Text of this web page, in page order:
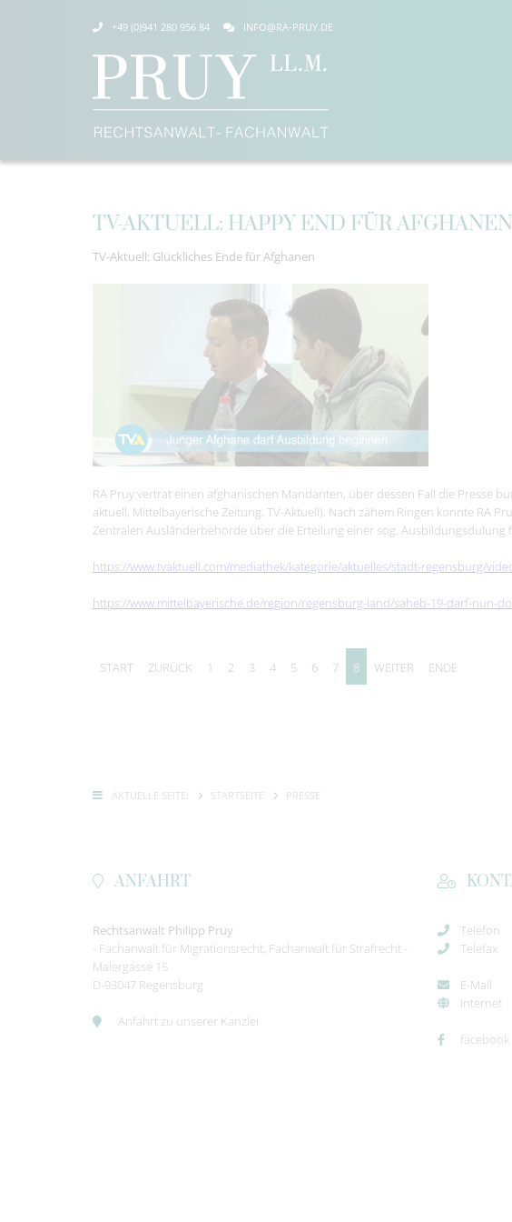
+49 (0)941 280 956 84 INFO@RA-PRUY.DE
TV-AKTUELL: HAPPY END FÜR AFGHANEN
TV-Aktuell: Glückliches Ende für Afghanen
RA Pruy vertrat einen afghanischen Mandanten, über dessen Fall die Presse
aktuell, Mittelbayerische Zeitung, TV-Aktuell). Nach zähem Ringen konnte RA
Zentralen Ausländerbehörde über die Erteilung einer sog. Ausbildungsdulung
https://www.tvaktuell.com/mediathek/kategorie/aktuelles/stadt-regensburg/
https://www.mittelbayerische.de/region/regensburg-land/saheb-19-darf-nun-
START ZURÜCK 1 2 3 4 5 6 7 8 WEITER ENDE
AKTUELLE SEITE: STARTSEITE PRESSE
ANFAHRT
Rechtsanwalt Philipp Pruy
- Fachanwalt für Migrationsrecht, Fachanwalt für Strafrecht -
Malergasse 15
D-93047 Regensburg
Anfahrt zu unserer Kanzlei
Telefon
Telefax
E-Mail
Internet
facebook